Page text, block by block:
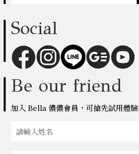
Social
Be our friend
加入 Bella 儂儂會員，可搶先試用體